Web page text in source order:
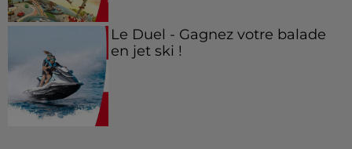
Le Duel - Gagnez votre balade
en jet ski !